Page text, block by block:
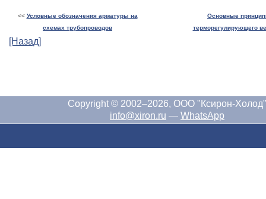
<< Условные обозначения арматуры на
схемах трубопроводов
Основные
терморегулирующего
[Назад]
Copyright © 2002–2026, ООО "Ксирон-Холод"
info@xiron.ru — WhatsApp